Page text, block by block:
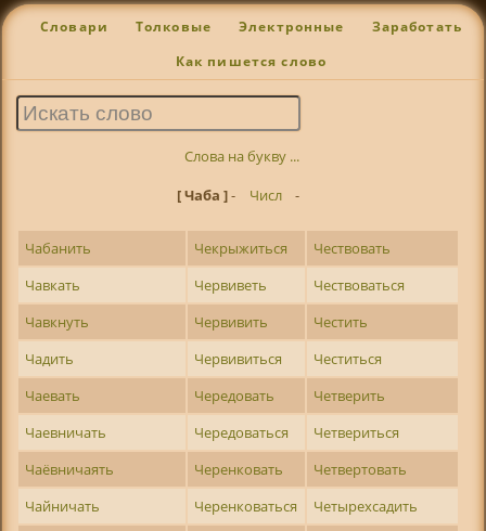
Словари Толковые Электронные Заработать
Как пишется слово
Слова на букву ...
[ Чаба ]- Числ -
Чабанить Чекрыжиться
Чествовать
Чавкать
Червиветь
Чествоваться
Чавкнуть
Червивить
Честить
Чадить
Червивиться
Честиться
Чаевать
Чередовать
Четверить
Чаевничать
Чередоваться
Четвериться
Чаёвничаять
Черенковать
Четвертовать
Чайничать
Черенковаться
Четырехсадить